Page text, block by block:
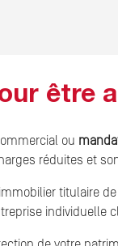
être
ou
réduites et
titulaire
individuelle